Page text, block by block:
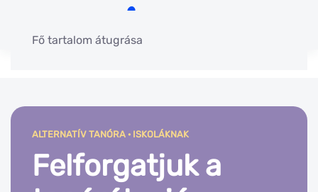
Fő tartalom átugrása
ALTERNATÍV TANÓRA · ISKOLÁKNAK
Felforgatjuk a